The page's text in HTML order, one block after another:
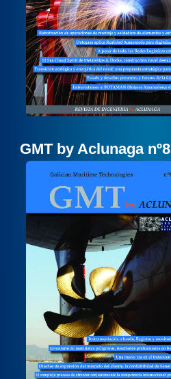
GMT by Aclunaga nº8